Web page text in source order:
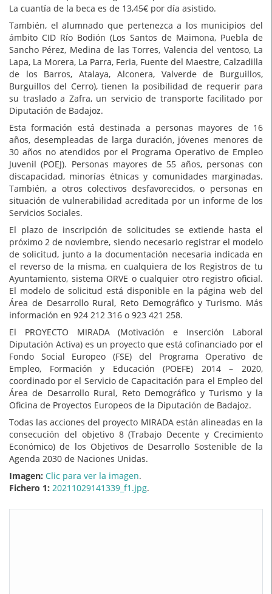
La cuantía de la beca es de 13,45€ por día asistido.
También, el alumnado que pertenezca a los municipios del
ámbito CID Río Bodión (Los Santos de Maimona, Puebla de
Sancho Pérez, Medina de las Torres, Valencia del ventoso, La
Lapa, La Morera, La Parra, Feria, Fuente del Maestre, Calzadilla
de los Barros, Atalaya, Alconera, Valverde de Burguillos,
Burguillos del Cerro), tienen la posibilidad de requerir para
su traslado a Zafra, un servicio de transporte facilitado por
Diputación de Badajoz.
Esta formación está destinada a personas mayores de 16
años, desempleadas de larga duración, jóvenes menores de
30 años no atendidos por el Programa Operativo de Empleo
Juvenil (POEJ). Personas mayores de 55 años, personas con
discapacidad, minorías étnicas y comunidades marginadas.
También, a otros colectivos desfavorecidos, o personas en
situación de vulnerabilidad acreditada por un informe de los
Servicios Sociales.
El plazo de inscripción de solicitudes se extiende hasta el
próximo 2 de noviembre, siendo necesario registrar el modelo
de solicitud, junto a la documentación necesaria indicada en
el reverso de la misma, en cualquiera de los Registros de tu
Ayuntamiento, sistema ORVE o cualquier otro registro oficial.
El modelo de solicitud está disponible en la página web del
Área de Desarrollo Rural, Reto Demográfico y Turismo. Más
información en 924 212 316 o 923 421 258.
El PROYECTO MIRADA (Motivación e Inserción Laboral
Diputación Activa) es un proyecto que está cofinanciado por el
Fondo Social Europeo (FSE) del Programa Operativo de
Empleo, Formación y Educación (POEFE) 2014 – 2020,
coordinado por el Servicio de Capacitación para el Empleo del
Área de Desarrollo Rural, Reto Demográfico y Turismo y la
Oficina de Proyectos Europeos de la Diputación de Badajoz.
Todas las acciones del proyecto MIRADA están alineadas en la
consecución del objetivo 8 (Trabajo Decente y Crecimiento
Económico) de los Objetivos de Desarrollo Sostenible de la
Agenda 2030 de Naciones Unidas.
Imagen: Clic para ver la imagen.
Fichero 1: 20211029141339_f1.jpg.